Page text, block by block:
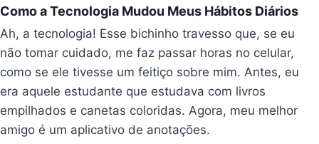
Como a Tecnologia Mudou Meus Hábitos Diários
Ah, a tecnologia! Esse bichinho travesso que, se eu
não tomar cuidado, me faz passar horas no celular,
como se ele tivesse um feitiço sobre mim. Antes, eu
era aquele estudante que estudava com livros
empilhados e canetas coloridas. Agora, meu melhor
amigo é um aplicativo de anotações.